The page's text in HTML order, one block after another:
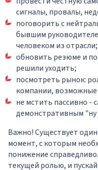
сигналы, провалы,
поговорить с
бывшим
человеком из отрасли;
обновить резюме и
решили уходить;
посмотреть рынок:
компании, возможные
не мстить пассивно -
демонстративным "ну
Важно! Существует
момент, с которым
понижение
текущей ролью, и